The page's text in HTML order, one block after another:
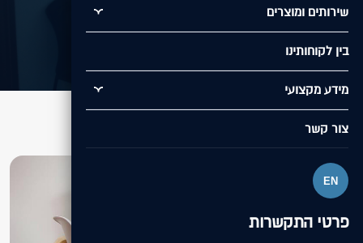
שירותים ומוצרים
בין לקוחותינו
מידע מקצועי
צור קשר
EN
פרטי התקשרות